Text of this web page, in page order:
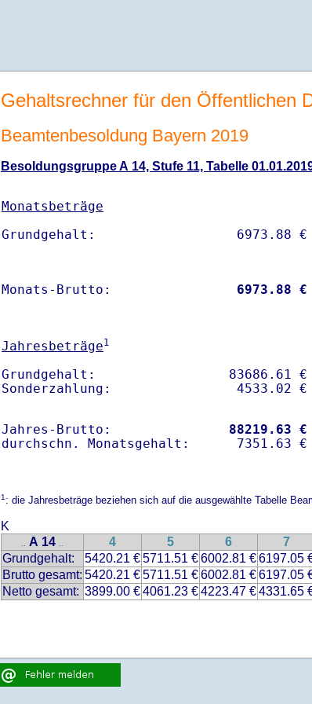
Gehaltsrechner für den Öffentlichen
Beamtenbesoldung Bayern 2019
Besoldungsgruppe A 14, Stufe 11, Tabelle
Monatsbeträge
Monats-Brutto: 6973.88 €
Jahresbeträge1
Grundgehalt:                 83686.61 €
Jahres-Brutto: 88219.63 €
1: die Jahresbeträge beziehen sich auf die ausgewählte Tabelle
K
.. A 14 .. 4 5 6 7
Grundgehalt:
5420.21 €5711.51 €6002.81 €6197.05
Brutto gesamt: 5420.21 €5711.51 €6002.81 €6197.05
Netto gesamt: 3899.00 €4061.23 €4223.47 €4331.65